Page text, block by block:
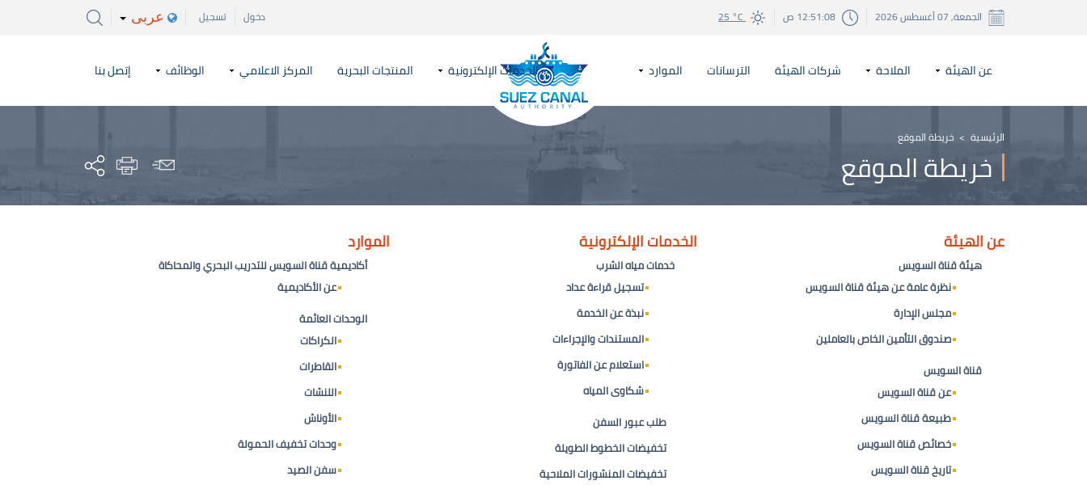
الجمعة, 07 أغسطس 2026 12:51:08 ص 25 °C عربى دخول تسجيل
عن الهيئة الملاحة شركات الهيئة الترسانات الموارد الخدمات الإلكترونية المنتجات البحرية المركز الاعلامي الوظائف إتصل بنا
الرئيسية > خريطة الموقع
خريطة الموقع
عن الهيئة
هيئة قناة السويس
نظرة عامة عن هيئة قناة السويس
مجلس الإدارة
صندوق التأمين الخاص بالعاملين
قناة السويس
عن قناة السويس
طبيعة قناة السويس
خصائص قناة السويس
تاريخ قناة السويس
الخدمات الإلكترونية
خدمات مياه الشرب
تسجيل قراءة عداد
نبذة عن الخدمة
المستندات والإجراءات
استعلام عن الفاتورة
شكاوى المياه
طلب عبور السفن
تخفيضات الخطوط الطويلة
تخفيضات المنشورات الملاحية
الموارد
أكاديمية قناة السويس للتدريب البحري والمحاكاة
عن الأكاديمية
الوحدات العائمة
الكراكات
القاطرات
اللنشات
الأوناش
وحدات تخفيف الحمولة
سفن الصيد